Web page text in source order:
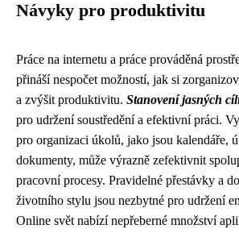
Návyky pro produktivitu
Práce na internetu a práce prováděná
přináší nespočet možností, jak si
a zvýšit produktivitu. Stanovení jasných
pro udržení soustředění a efektivní práci.
pro organizaci úkolů, jako jsou kalendáře,
dokumenty, může výrazně zefektivnit
pracovní procesy. Pravidelné přestávky a
životního stylu jsou nezbytné pro udržení
Online svět nabízí nepřeberné množství